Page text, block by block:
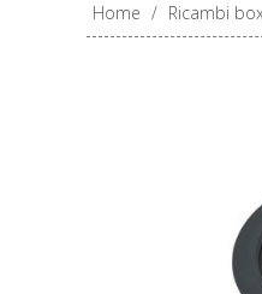
Home / Ricambi